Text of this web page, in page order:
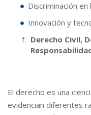
Discriminación
Innovación y
Derecho Civil,
El derecho es una
evidencian diferentes